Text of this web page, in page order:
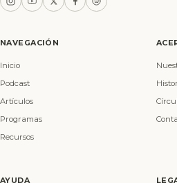
NAVEGACIÓN
Inicio
Podcast
Artículos
Programas
Recursos
AYUDA